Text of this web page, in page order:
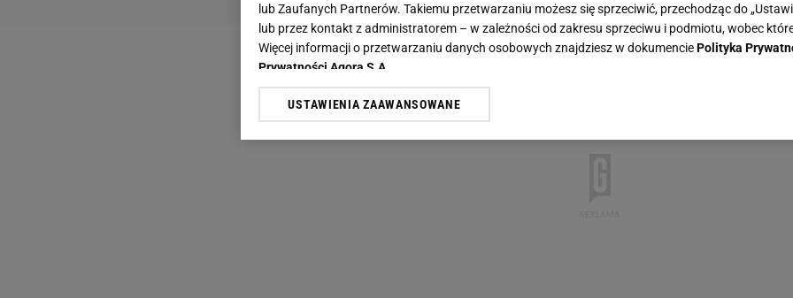
lub Zaufanych Partnerów. Takiemu przetwarzaniu możesz się sprzeciwić, przechodząc do
lub przez kontakt z administratorem – w zależności od zakresu sprzeciwu i podmiotu, wobec
Więcej informacji o przetwarzaniu danych osobowych znajdziesz w dokumenciePolityka
Prywatności Agora S.A.
Klikając „Akceptuję” wyrażasz też zgodę na zainstalowanie i przechowywanie plików cookie
Zaufanych Partnerów i Agora S.A. na Twoim urządzeniu końcowym. Możesz w każdej chwili
USTAWIENIA ZAAWANSOWANE